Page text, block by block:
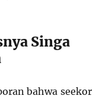
Singa
bahwa seekor